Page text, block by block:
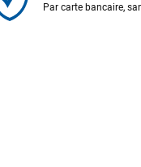
Par carte bancaire,